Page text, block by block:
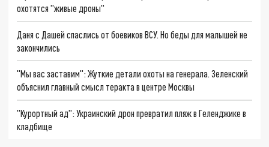
охотятся "живые дроны"
Даня с Дашей спаслись от боевиков ВСУ. Но беды для малышей не
закончились
"Мы вас заставим": Жуткие детали охоты на генерала. Зеленский
объяснил главный смысл теракта в центре Москвы
"Курортный ад": Украинский дрон превратил пляж в Геленджике в
кладбище